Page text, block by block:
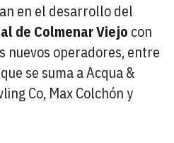
en el desarrollo del
de Colmenar Viejo con
nuevos operadores, entre
se suma a Acqua &
Co, Max Colchón y